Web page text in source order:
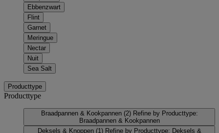
Ebbenzwart
Flint
Garnet
Meringue
Nectar
Nuit
Sea Salt
Producttype
Producttype
Braadpannen & Kookpannen (2) Refine by Producttype:
Braadpannen & Kookpannen
Deksels & Knoppen (1) Refine by Producttype: Deksels &